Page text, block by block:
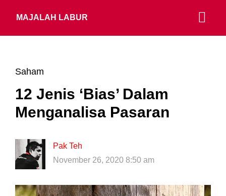
MAJALAH LABUR
Saham
12 Jenis ‘Bias’ Dalam
Menganalisa Pasaran
Pak Teh
November 26, 2020 8:50 am